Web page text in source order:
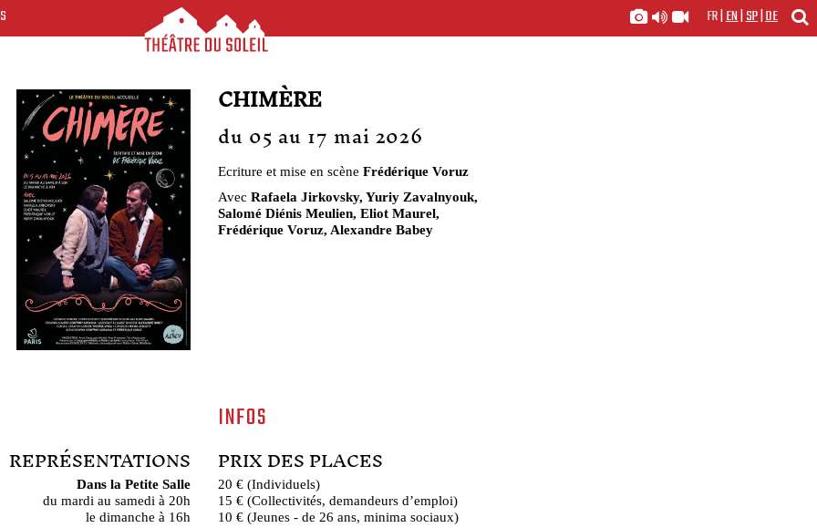
FR|EN|SP|DE
CHIMÈRE
du 05 au 17 mai 2026
Ecriture et mise en scène Frédérique Voruz
Avec Rafaela Jirkovsky, Yuriy Zavalnyouk,
Salomé Diénis Meulien, Eliot Maurel,
Frédérique Voruz, Alexandre Babey
INFOS
REPRÉSENTATIONS
Dans la Petite Salle
du mardi au samedi à 20h
le dimanche à 16h
PRIX DES PLACES
20 € (Individuels)
15 € (Collectivités, demandeurs d’emploi)
10 € (Jeunes - de 26 ans, minima sociaux)